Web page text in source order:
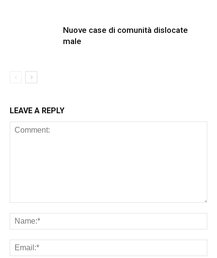
Nuove case di comunità dislocate
male
LEAVE A REPLY